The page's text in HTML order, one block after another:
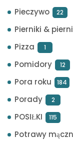
Pieczywo 22
Pierniki &
Pizza 1
Pomidory 12
Pora roku 184
Porady 2
POSIŁKI 115
Potrawy